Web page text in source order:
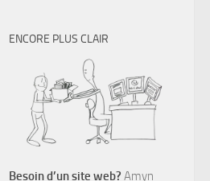
ENCORE PLUS CLAIR
Besoin d’un site web? Amyn